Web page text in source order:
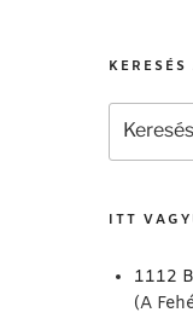
következő
ITT
1112
(A